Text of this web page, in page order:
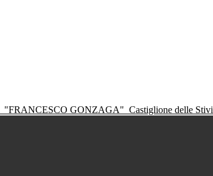
"FRANCESCO GONZAGA" Castiglione delle